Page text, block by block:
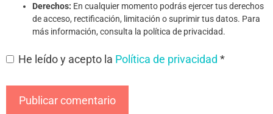
Derechos: En cualquier momento podrás ejercer tus derechos
de acceso, rectificación, limitación o suprimir tus datos. Para
más información, consulta la política de privacidad.
He leído y acepto la Política de privacidad *